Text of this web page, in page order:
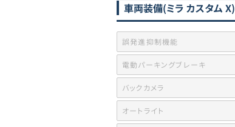
車両装備(ミラ カスタム X)
誤発進抑制機能
電動パーキングブレーキ
バックカメラ
オートライト